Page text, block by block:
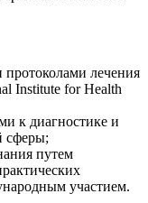
лечения
Institute for Health
к диагностике и
сферы;
путем
участием.